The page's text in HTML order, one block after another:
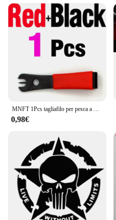
MNFT 1Pcs tagliafilo per pesca a mosca con strumento per la pesca con ago per gli occhi
0,98€